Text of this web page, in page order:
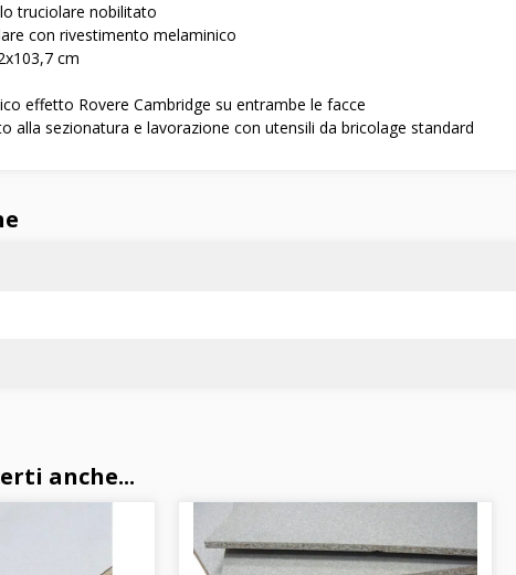
truciolare nobilitato
con rivestimento melaminico
cm
effetto Rovere Cambridge su entrambe le facce
alla sezionatura e lavorazione con utensili da bricolage standard
anche...